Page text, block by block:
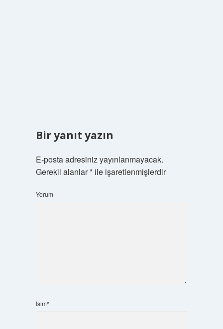
Bir yanıt yazın
E-posta adresiniz yayınlanmayacak.
Gerekli alanlar*ile işaretlenmişlerdir
Yorum
İsim*